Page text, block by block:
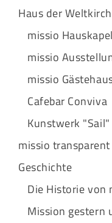
Haus der
missio
missio
missio
Cafebar Conviva
Kunstwerk "Sail"
missio transparent
Geschichte
Die Historie von
Mission gestern